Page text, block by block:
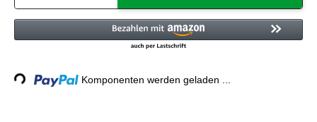
Komponenten werden geladen ...